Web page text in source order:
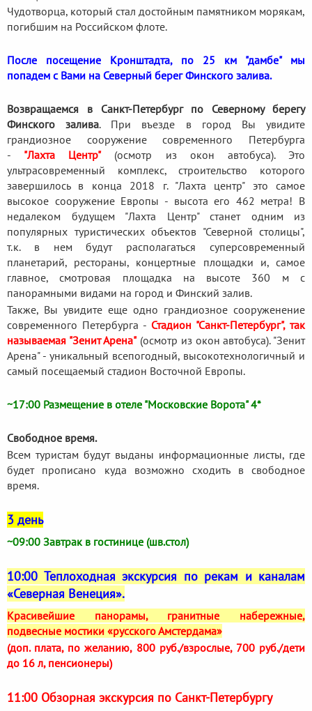
Чудотворца, который стал достойным памятником морякам,
погибшим на Российском флоте.
После посещение Кронштадта, по 25 км "дамбе" мы
попадем с Вами на Северный берег Финского залива.
Возвращаемся в Санкт-Петербург по Северному берегу
Финского залива. При въезде в город Вы увидите
грандиозное сооружение современного Петербурга
- "Лахта Центр"(осмотр из окон автобуса). Это
ультрасовременный комплекс, строительство которого
завершилось в конца 2018 г. "Лахта центр" это самое
высокое сооружение Европы - высота его 462 метра! В
недалеком будущем "Лахта Центр" станет одним из
популярных туристических объектов "Северной столицы",
т.к. в нем будут располагаться суперсовременный
планетарий, рестораны, концертные площадки и, самое
главное, смотровая площадка на высоте 360 м с
панорамными видами на город и Финский залив.
Также, Вы увидите еще одно грандиозное сооруженение
современного Петербурга - Стадион "Санкт-Петербург", так
называемая "Зенит Арена"(осмотр из окон автобуса). "Зенит
Арена" - уникальный всепогодный, высокотехнологичный и
самый посещаемый стадион Восточной Европы.
~17:00 Размещение в отеле "Московские Ворота" 4*
Свободное время.
Всем туристам будут выданы информационные листы, где
будет прописано куда возможно сходить в свободное
время.
3 день
~09:00 Завтрак в гостинице (шв.стол)
10:00 Теплоходная экскурсия по рекам и каналам
«Северная Венеция».
Красивейшие панорамы, гранитные набережные,
подвесные мостики «русского Амстердама»
(доп. плата, по желанию, 800 руб./взрослые, 700 руб./дети
до 16 л, пенсионеры)
11:00 Обзорная экскурсия по Санкт-Петербургу